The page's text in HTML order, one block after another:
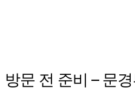
방문 전 준비 – 문